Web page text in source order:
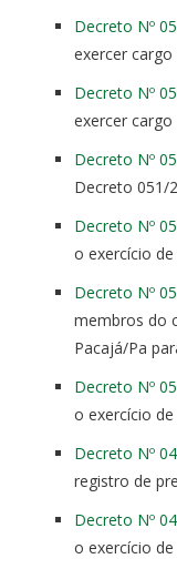
Decreto Nº
exercer
Decreto Nº
exercer
Decreto Nº
Decreto 051/
Decreto Nº
o exercício
Decreto Nº
membros do
Pacajá/Pa
Decreto Nº
o exercício
Decreto Nº
registro de
Decreto Nº
o exercício